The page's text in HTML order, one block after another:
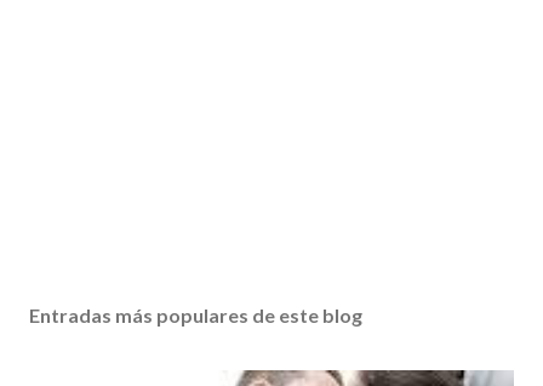
Entradas más populares de este blog